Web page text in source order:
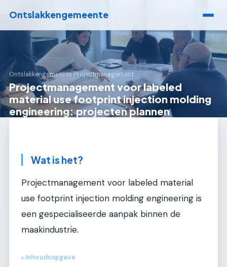
Ontslakkengemeente
Ontslakkengemeente›Projectmanagement
Projectmanagement voor labeled
material use footprint injection molding
engineering: projecten plannen
Wat is het?
Projectmanagement voor labeled material
use footprint injection molding engineering is
een gespecialiseerde aanpak binnen de
maakindustrie.
▶Inhoudsopgave